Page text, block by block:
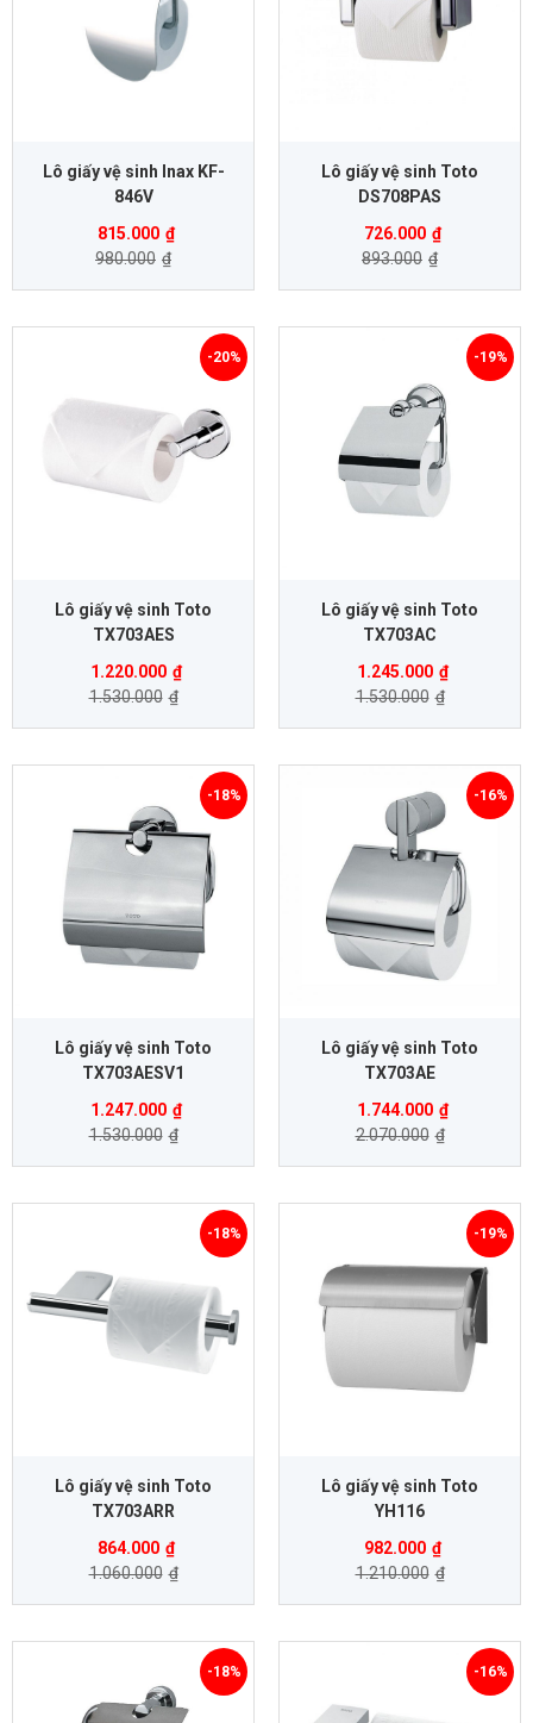
Lô giấy vệ sinh Inax KF-
846V
815.000 ₫
980.000 ₫
Lô giấy vệ sinh Toto
DS708PAS
726.000 ₫
893.000 ₫
Lô giấy vệ sinh Toto
TX703AES
1.220.000 ₫
1.530.000 ₫
-20%
Lô giấy vệ sinh Toto
TX703AC
1.245.000 ₫
1.530.000 ₫
-19%
Lô giấy vệ sinh Toto
TX703AESV1
1.247.000 ₫
1.530.000 ₫
-18%
Lô giấy vệ sinh Toto
TX703AE
1.744.000 ₫
2.070.000 ₫
-16%
Lô giấy vệ sinh Toto
TX703ARR
864.000 ₫
1.060.000 ₫
-18%
Lô giấy vệ sinh Toto
YH116
982.000 ₫
1.210.000 ₫
-19%
-18% -16%